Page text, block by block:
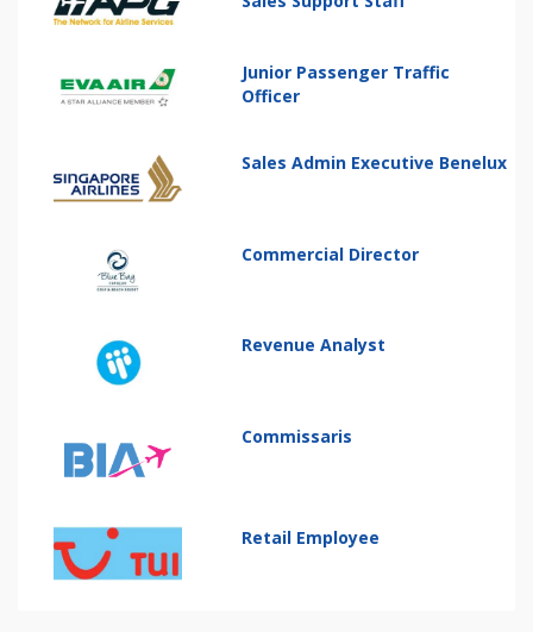
Junior Passenger Traffic
Officer
Sales Admin Executive Benelux
Commercial Director
Revenue Analyst
Commissaris
Retail Employee